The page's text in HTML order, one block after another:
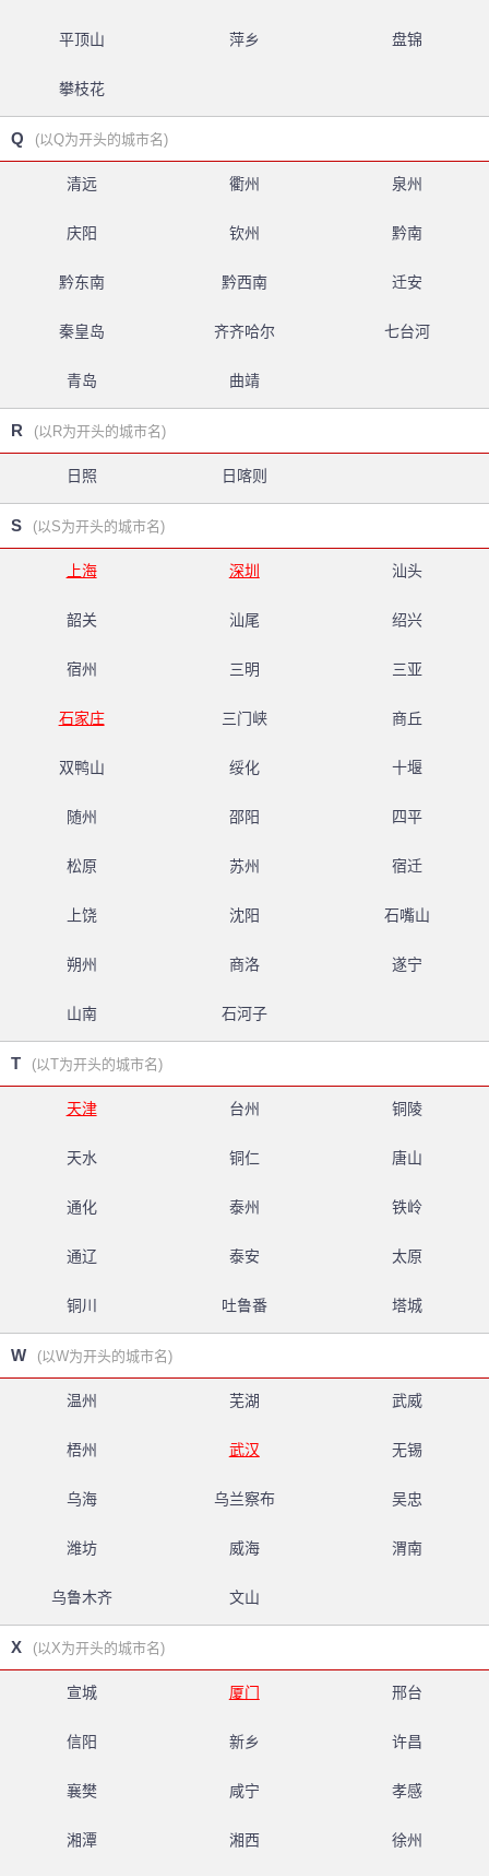
平顶山 萍乡 盘锦
攀枝花
Q (以Q为开头的城市名)
清远 衢州 泉州
庆阳 钦州 黔南
黔东南 黔西南 迁安
秦皇岛 齐齐哈尔 七台河
青岛 曲靖
R (以R为开头的城市名)
日照 日喀则
S (以S为开头的城市名)
上海 深圳 汕头
韶关 汕尾 绍兴
宿州 三明 三亚
石家庄 三门峡 商丘
双鸭山 绥化 十堰
随州 邵阳 四平
松原 苏州 宿迁
上饶 沈阳 石嘴山
朔州 商洛 遂宁
山南 石河子
T (以T为开头的城市名)
天津 台州 铜陵
天水 铜仁 唐山
通化 泰州 铁岭
通辽 泰安 太原
铜川 吐鲁番 塔城
W (以W为开头的城市名)
温州 芜湖 武威
梧州 武汉 无锡
乌海 乌兰察布 吴忠
潍坊 威海 渭南
乌鲁木齐 文山
X (以X为开头的城市名)
宣城 厦门 邢台
信阳 新乡 许昌
襄樊 咸宁 孝感
湘潭 湘西 徐州